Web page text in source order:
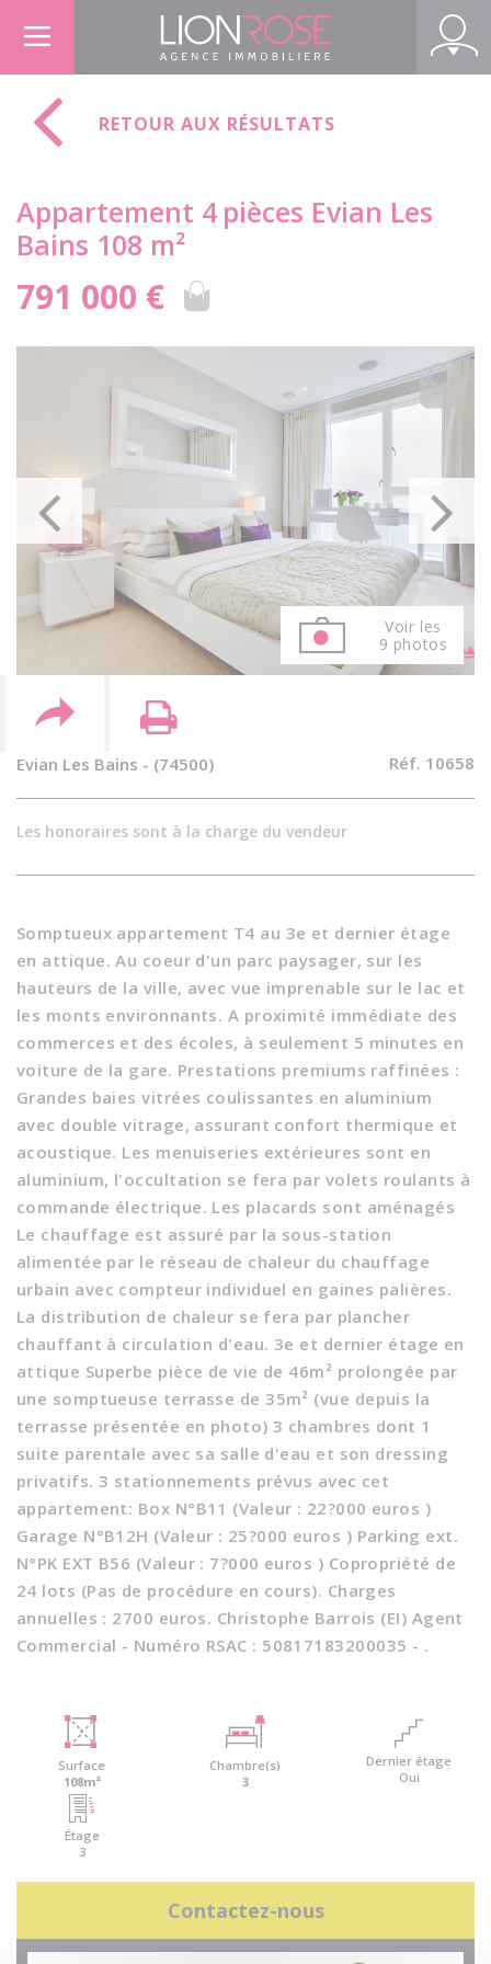
RETOUR AUX RÉSULTATS
Evian Les Bains - (74500) Réf. 10658
Les honoraires sont à la charge du vendeur
Somptueux appartement T4 au 3e et dernier étage
en attique. Au coeur d'un parc paysager, sur les
hauteurs de la ville, avec vue imprenable sur le lac et
les monts environnants. A proximité immédiate des
commerces et des écoles, à seulement 5 minutes en
voiture de la gare. Prestations premiums raffinées :
Grandes baies vitrées coulissantes en aluminium
avec double vitrage, assurant confort thermique et
acoustique. Les menuiseries extérieures sont en
aluminium, l'occultation se fera par volets roulants à
commande électrique. Les placards sont aménagés
Le chauffage est assuré par la sous-station
alimentée par le réseau de chaleur du chauffage
urbain avec compteur individuel en gaines palières.
La distribution de chaleur se fera par plancher
chauffant à circulation d'eau. 3e et dernier étage en
attique Superbe pièce de vie de 46m² prolongée par
une somptueuse terrasse de 35m² (vue depuis la
terrasse présentée en photo) 3 chambres dont 1
suite parentale avec sa salle d'eau et son dressing
privatifs. 3 stationnements prévus avec cet
appartement: Box N°B11 (Valeur : 22?000 euros )
Garage N°B12H (Valeur : 25?000 euros ) Parking ext.
N°PK EXT B56 (Valeur : 7?000 euros ) Copropriété de
24 lots (Pas de procédure en cours). Charges
annuelles : 2700 euros. Christophe Barrois (EI) Agent
Commercial - Numéro RSAC : 50817183200035 - .
Surface
108m²
Chambre(s)
3
Dernier étage
Oui
Étage
3
Contactez-nous
Appartement 4 pièces Evian Les
Bains 108 m²
791 000 €
Voir les
9 photos
Panneau de gestion des cookies